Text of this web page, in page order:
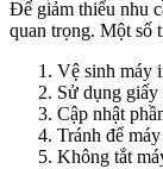
Để giảm thiểu nhu
quan trọng. Một số
Vệ sinh máy
Sử dụng
Cập nhật
Tránh để
Không tắt